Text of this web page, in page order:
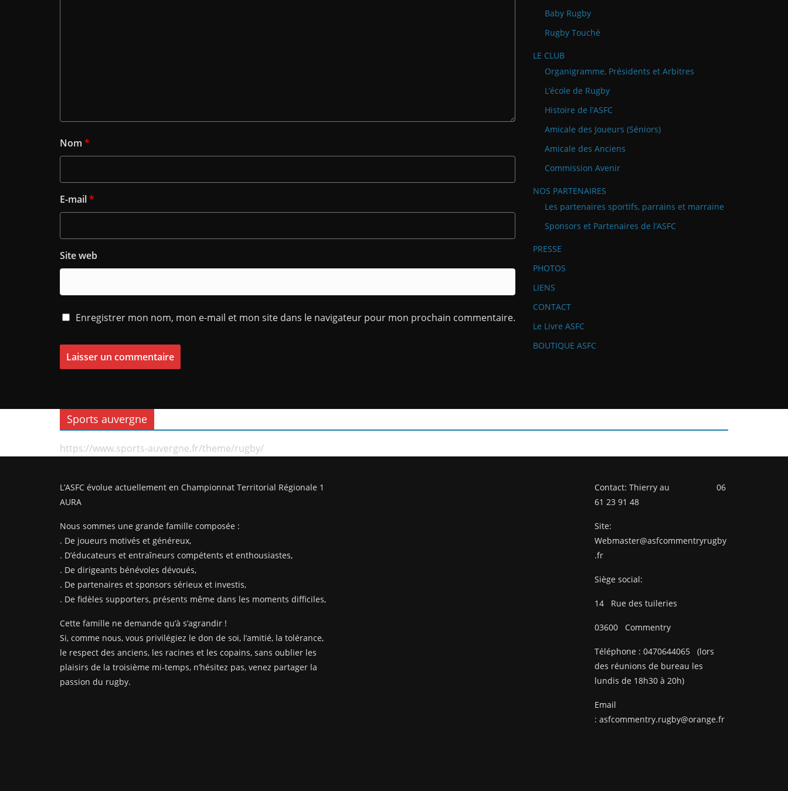
Nom *
E-mail*
Site web
Enregistrer mon nom, mon e-mail et mon site dans le navigateur pour mon prochain commentaire.
Baby Rugby
Rugby Touché
LE CLUB
Organigramme, Présidents et Arbitres
L’école de Rugby
Histoire de l’ASFC
Amicale des Joueurs (Séniors)
Amicale des Anciens
Commission Avenir
NOS PARTENAIRES
Les partenaires sportifs, parrains et marraine
Sponsors et Partenaires de l’ASFC
PRESSE
PHOTOS
LIENS
CONTACT
Le Livre ASFC
BOUTIQUE ASFC
Sports auvergne
https://www.sports-auvergne.fr/theme/rugby/
L’ASFC évolue actuellement en Championnat Territorial Régionale 1
AURA
Nous sommes une grande famille composée :
. De joueurs motivés et généreux,
. D’éducateurs et entraîneurs compétents et enthousiastes,
. De dirigeants bénévoles dévoués,
. De partenaires et sponsors sérieux et investis,
. De fidèles supporters, présents même dans les moments difficiles,
Cette famille ne demande qu’à s’agrandir !
Si, comme nous, vous privilégiez le don de soi, l’amitié, la tolérance,
le respect des anciens, les racines et les copains, sans oublier les
plaisirs de la troisième mi-temps, n’hésitez pas, venez partager la
passion du rugby.
Contact: Thierry au 06
61 23 91 48
Site:
Webmaster@asfcommentryrugby
.fr
Siège social:
14 Rue des tuileries
03600 Commentry
Téléphone : 0470644065
(lors
des réunions de bureau les
lundis de 18h30 à 20h)
Email
: asfcommentry.rugby@orange.fr